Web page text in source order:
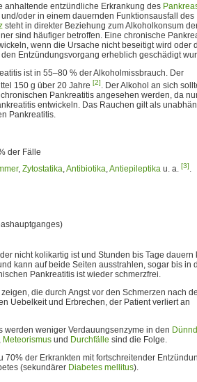
anhaltende entzündliche Erkrankung des
oder in einem dauernden Funktionsausfall des
steht in direkter Beziehung zum Alkoholkonsum
sind häufiger betroffen. Eine chronische
wenn die Ursache nicht beseitigt wird oder
Entzündungsvorgang erheblich geschädigt
ist in 55–80 % der Alkoholmissbrauch. Der
150 g über 20 Jahre [2]. Der Alkohol an sich
Pankreatitis angesehen werden, da
entwickeln. Das Rauchen gilt als
Pankreatitis.
der Fälle
, Zytostatika,Antibiotika,Antiepileptika u. a. [3].
nicht kolikartig ist und Stunden bis Tage dauern
kann auf beide Seiten ausstrahlen, sogar bis in
Pankreatitis ist wieder schmerzfrei.
die durch Angst vor den Schmerzen nach
Uebelkeit und Erbrechen, der Patient verliert an
werden weniger Verdauungsenzyme in den
, Meteorismus und Durchfälle sind die Folge.
der Erkrankten mit fortschreitender
(sekundärer Diabetes mellitus).